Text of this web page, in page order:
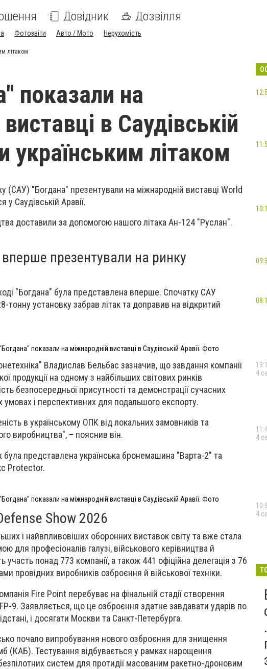
Довідник Дозвілля
Фотозвіти Авто / Мото Нерухомість
літаком
показали на
в Саудівській
українським літаком
(САУ) "Богдана" презентували на міжнародній виставці World
у Саудівській Аравії.
доставили за допомогою нашого літака Ан-124 "Руслан".
презентували на ринку
"Богдана" була представлена вперше. Спочатку САУ
тонну установку забрав літак та доправив на відкритий
показали на міжнародній виставці в Саудівській Аравії. Фото
Владислав Бельбас зазначив, щозавдання компанії
продукції на одному з найбільших світових ринків
безпосередньої присутності та демонстрації сучасних
і перспективних для подальшого експорту.
в українському ОПК від локальних замовників та
виробництва", – пояснив він.
була представлена українська бронемашина "Варта-2" та
Protector.
показали на міжнародній виставці в Саудівській Аравії. Фото
Show 2026
і найвпливовіших оборонних виставок світу та вже стала
професіоналів галузі, військового керівництва й
участь понад 773 компанії, а також 441 офіційна делегація з 76
провідних виробників озброєння й військової техніки.
Fire Point перебуває на фінальній стадії створення
FP-9. Заявляється, що це озброєння здатне завдавати ударів по
і досягати Москви та Санкт-Петербурга.
почало випробування нового озброєння для знищення
(КАБ). Тестування відбувається у рамках нарощення
систем для протидії масованим ракетно-дроновим
4
4
4